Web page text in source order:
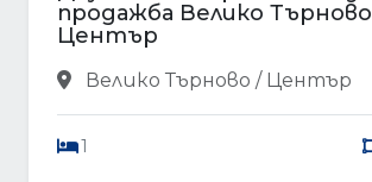
продажба Велико Търново
Център
Велико Търново / Център
1